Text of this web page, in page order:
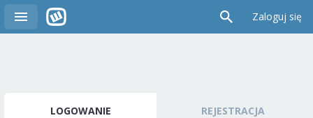
Zaloguj się
LOGOWANIE REJESTRACJA